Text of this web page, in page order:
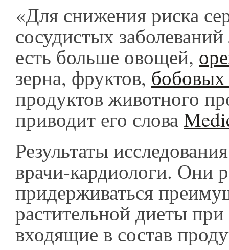
«Для снижения риска
сосудистых
есть больше овощей,
зерна, фруктов,
продуктов животного
приводит его слова
Результаты
врачи-кардиологи. Они
придерживаться
растительной диеты
входящие в состав